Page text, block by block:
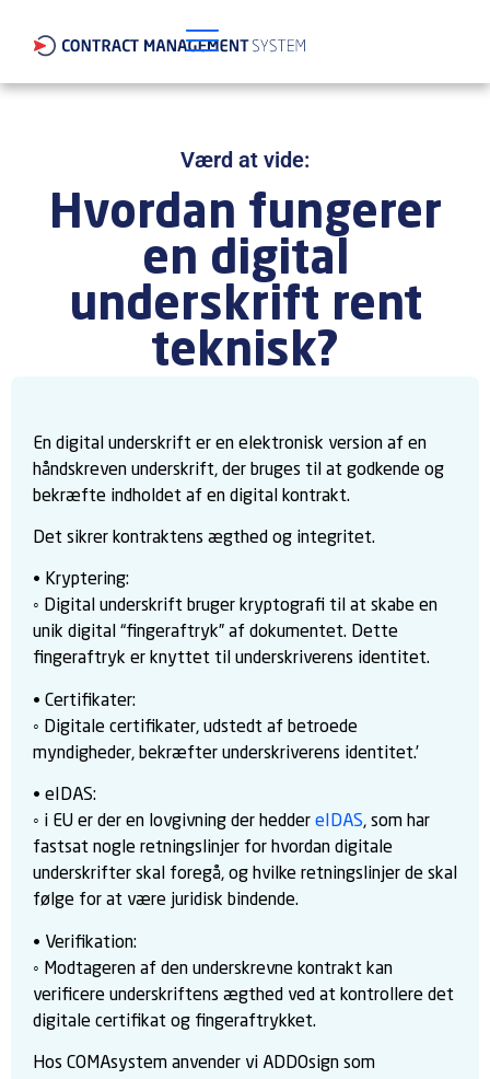
Værd at vide:
Hvordan fungerer
en digital
underskrift rent
teknisk?
En digital underskrift er en elektronisk version af en
håndskreven underskrift, der bruges til at godkende og
bekræfte indholdet af en digital kontrakt.
Det sikrer kontraktens ægthed og integritet.
• Kryptering:
◦ Digital underskrift bruger kryptografi til at skabe en
unik digital “fingeraftryk” af dokumentet. Dette
fingeraftryk er knyttet til underskriverens identitet.
• Certifikater:
◦ Digitale certifikater, udstedt af betroede
myndigheder, bekræfter underskriverens identitet.’
• eIDAS:
◦ i EU er der en lovgivning der hedder eIDAS, som har
fastsat nogle retningslinjer for hvordan digitale
underskrifter skal foregå, og hvilke retningslinjer de skal
følge for at være juridisk bindende.
• Verifikation:
◦ Modtageren af den underskrevne kontrakt kan
verificere underskriftens ægthed ved at kontrollere det
digitale certifikat og fingeraftrykket.
Hos COMAsystem anvender vi ADDOsign som